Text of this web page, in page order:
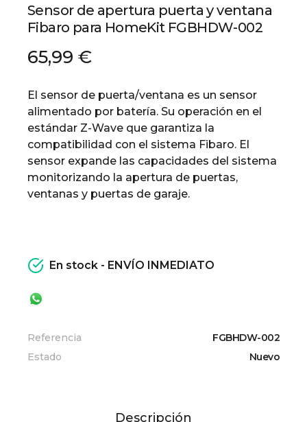
Sensor de apertura puerta y ventana
Fibaro para HomeKit FGBHDW-002
65,99 €
El sensor de puerta/ventana es un sensor
alimentado por batería. Su operación en el
estándar Z-Wave que garantiza la
compatibilidad con el sistema Fibaro. El
sensor expande las capacidades del sistema
monitorizando la apertura de puertas,
ventanas y puertas de garaje.
En stock - ENVÍO INMEDIATO
Referencia
FGBHDW-002
Estado
Nuevo
Descripción